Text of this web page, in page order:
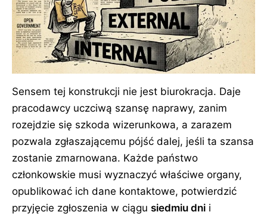
Sensem tej konstrukcji nie jest biurokracja. Daje
pracodawcy uczciwą szansę naprawy, zanim
rozejdzie się szkoda wizerunkowa, a zarazem
pozwala zgłaszającemu pójść dalej, jeśli ta szansa
zostanie zmarnowana. Każde państwo
członkowskie musi wyznaczyć właściwe organy,
opublikować ich dane kontaktowe, potwierdzić
przyjęcie zgłoszenia w ciągu siedmiu dni i